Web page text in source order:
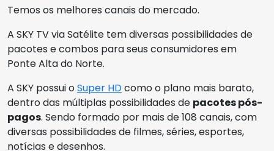
Temos os melhores canais do mercado.
A SKY TV via Satélite tem diversas possibilidades de
pacotes e combos para seus consumidores em
Ponte Alta do Norte.
A SKY possui oSuper HDcomo o plano mais barato,
dentro das múltiplas possibilidades de pacotes pós-
pagos. Sendo formado por mais de 108 canais, com
diversas possibilidades de filmes, séries, esportes,
notícias e desenhos.